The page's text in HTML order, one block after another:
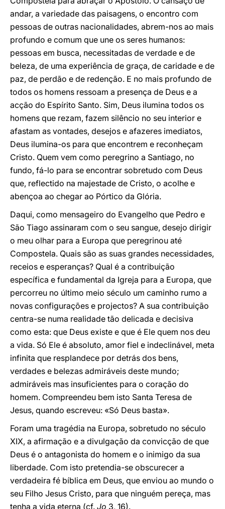
andar, a variedade das paisagens, o encontro com
pessoas de outras nacionalidades, abrem-nos ao mais
profundo e comum que une os seres humanos:
pessoas em busca, necessitadas de verdade e de
beleza, de uma experiência de graça, de caridade e de
paz, de perdão e de redenção. E no mais profundo de
todos os homens ressoam a presença de Deus e a
acção do Espírito Santo. Sim, Deus ilumina todos os
homens que rezam, fazem silêncio no seu interior e
afastam as vontades, desejos e afazeres imediatos,
Deus ilumina-os para que encontrem e reconheçam
Cristo. Quem vem como peregrino a Santiago, no
fundo, fá-lo para se encontrar sobretudo com Deus
que, reflectido na majestade de Cristo, o acolhe e
abençoa ao chegar ao Pórtico da Glória.
Daqui, como mensageiro do Evangelho que Pedro e
São Tiago assinaram com o seu sangue, desejo dirigir
o meu olhar para a Europa que peregrinou até
Compostela. Quais são as suas grandes necessidades,
receios e esperanças? Qual é a contribuição
específica e fundamental da Igreja para a Europa, que
percorreu no último meio século um caminho rumo a
novas configurações e projectos? A sua contribuição
centra-se numa realidade tão delicada e decisiva
como esta: que Deus existe e que é Ele quem nos deu
a vida. Só Ele é absoluto, amor fiel e indeclinável, meta
infinita que resplandece por detrás dos bens,
verdades e belezas admiráveis deste mundo;
admiráveis mas insuficientes para o coração do
homem. Compreendeu bem isto Santa Teresa de
Jesus, quando escreveu: «Só Deus basta».
Foram uma tragédia na Europa, sobretudo no século
XIX, a afirmação e a divulgação da convicção de que
Deus é o antagonista do homem e o inimigo da sua
liberdade. Com isto pretendia-se obscurecer a
verdadeira fé bíblica em Deus, que enviou ao mundo o
seu Filho Jesus Cristo, para que ninguém pereça, mas
tenha a vida eterna (cf. Jo 3, 16).